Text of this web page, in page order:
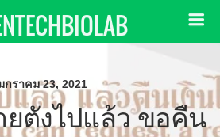
กราคม 23, 2021
ตังไปแล้ว ขอคืน